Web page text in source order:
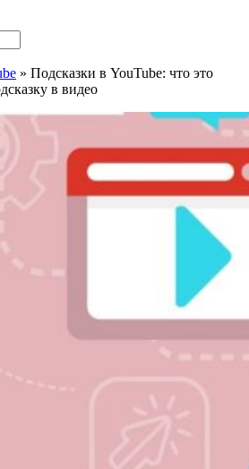
» Подсказки в YouTube: что это
в видео